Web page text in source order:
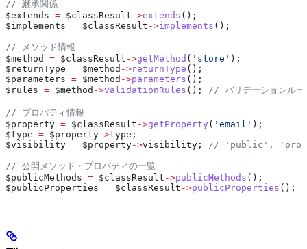
// 継承関係
$extends = $classResult ->extends ();
$implements = $classResult ->implements ();
// メソッド情報
$method
= $classResult ->getMethod ( 'store' );
$returnType = $method ->returnType ();
$parameters = $method ->parameters ();
$rules = $method ->validationRules (); // バリデーションルー
// プロパティ情報
$property = $classResult ->getProperty ( 'email' );
$type = $property->type ;
$visibility = $property->visibility ; // 'public',
// 公開メソッド・プロパティの一覧
$publicMethods = $classResult ->publicMethods ();
$publicProperties = $classResult ->publicProperties ();